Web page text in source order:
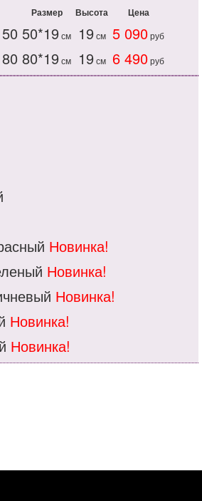
Размер Высота Цена
50*19см 19см 5 090руб
80*19см 19см 6 490руб
Новинка!
Новинка!
Новинка!
Новинка!
Новинка!